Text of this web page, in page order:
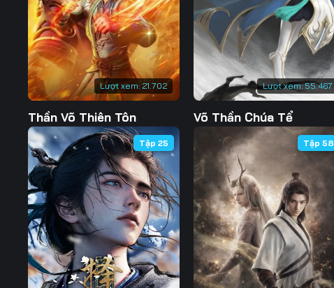
Lượt xem: 21.702
Thần Võ Thiên Tôn
Lượt xem:55.467
Võ Thần Chúa Tể
Tập 25 Tập 58